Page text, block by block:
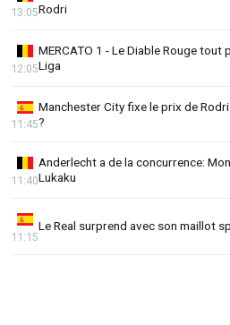
Rodri
13:05
MERCATO 1 - Le Diable Rouge tout
Liga
12:05
Manchester City fixe le prix de
?
11:45
Anderlecht a de la concurrence:
Lukaku
11:40
Le Real surprend avec son maillot
11:15